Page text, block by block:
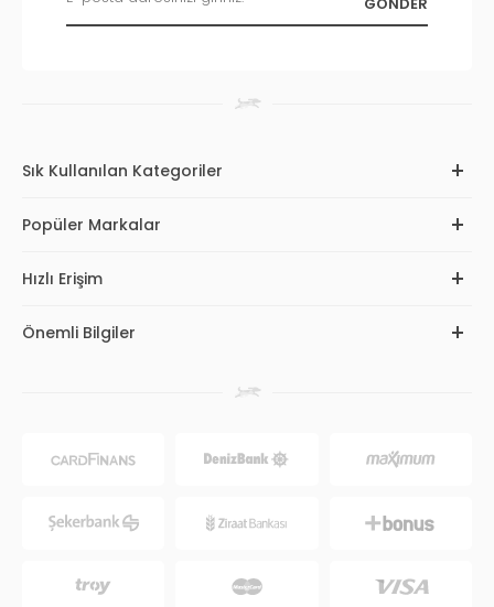
Sık Kullanılan Kategoriler
Popüler Markalar
Hızlı Erişim
Önemli Bilgiler